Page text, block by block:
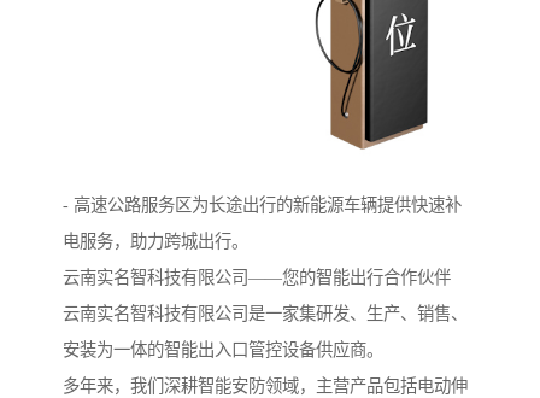
- 高速公路服务区为长途出行的新能源车辆提供快速补
电服务，助力跨城出行。
云南实名智科技有限公司——您的智能出行合作伙伴
云南实名智科技有限公司是一家集研发、生产、销售、
安装为一体的智能出入口管控设备供应商。
多年来，我们深耕智能安防领域，主营产品包括电动伸